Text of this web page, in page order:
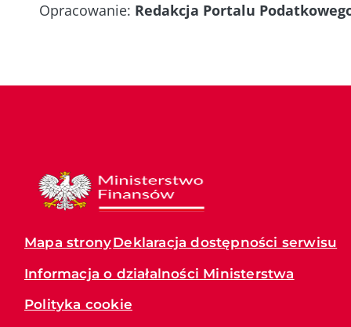
Opracowanie: Redakcja Portalu
Mapa stronyDeklaracja dostępności serwisu
Informacja o działalności Ministerstwa
Polityka cookie